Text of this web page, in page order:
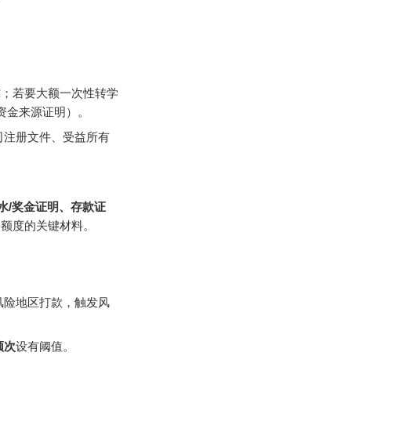
若要大额一次性转学
金来源证明）。
注册文件、受益所有
/奖金证明、存款证
度的关键材料。
地区打款，触发风
次设有阈值。